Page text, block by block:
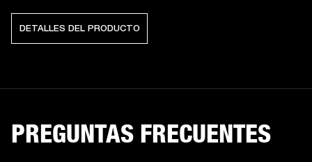
DETALLES DEL PRODUCTO
PREGUNTAS FRECUENTES